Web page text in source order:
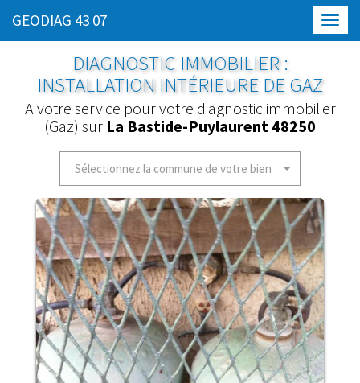
GEODIAG 43 07
DIAGNOSTIC IMMOBILIER :
INSTALLATION INTÉRIEURE DE GAZ
A votre service pour votre diagnostic immobilier
(Gaz) sur La Bastide-Puylaurent 48250
Sélectionnez la commune de votre bien